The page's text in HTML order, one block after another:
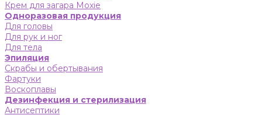
Крем для загара Moxie
Одноразовая продукция
Для головы
Для рук и ног
Для тела
Эпиляция
Скрабы и обертывания
Фартуки
Воскоплавы
Дезинфекция и стерилизация
Антисептики